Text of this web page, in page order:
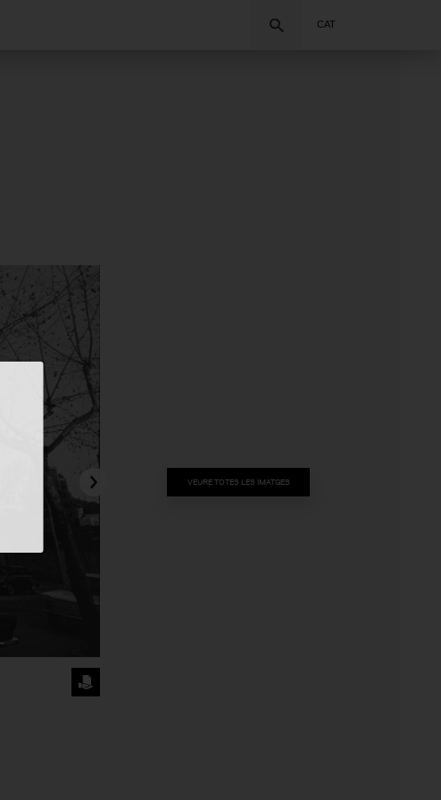
CAT
VEURE TOTES LES IMATGES